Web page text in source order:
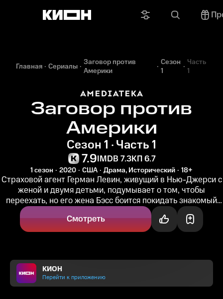
Главная Сериалы Заговор против
Америки
Сезон
1
Часть
1
Заговор против
Америки
Сезон 1 · Часть 1
7.9IMDB 7.3КП 6.7
1 сезон 2020 США Драма, Исторический 18+
Страховой агент Герман Левин, живущий в Нью-Джерси с
женой и двумя детьми, подумывает о том, чтобы
переехать, но его жена Бэсс боится покидать знакомый
район, где много евреев...
Смотреть
КИОН
Перейти к приложению